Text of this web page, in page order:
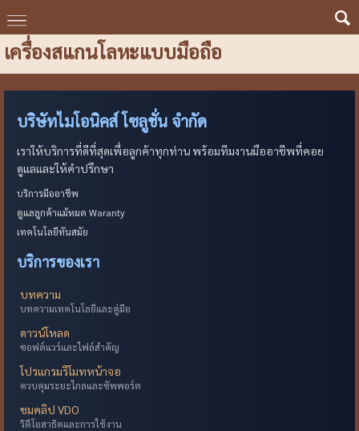
เครื่องสแกนโลหะแบบมือถือ
บริษัทไมโอนิคส์ โซลูชั่น จำกัด
เราให้บริการที่ดีที่สุดเพื่อลูกค้าทุกท่าน พร้อมทีมงานมืออาชีพที่คอย
ดูแลและให้คำปรึกษา
บริการมืออาชีพ
ดูแลลูกค้าแม้หมด Waranty
เทคโนโลยีทันสมัย
บริการของเรา
บทความ
บทความเทคโนโลยีและคู่มือ
ดาวน์โหลด
ซอฟต์แวร์และไฟล์สำคัญ
โปรแกรมรีโมทหน้าจอ
ควบคุมระยะไกลและซัพพอร์ต
ชมคลิป VDO
วิดีโอสาธิตและการใช้งาน